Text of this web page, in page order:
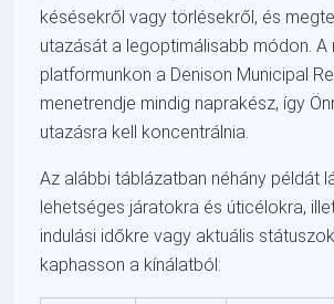
késésekről vagy törlésekről, és
utazását a legoptimálisabb módon. A
platformunkon a Denison Municipal
menetrendje mindig naprakész, így
utazásra kell koncentrálnia.
Az alábbi táblázatban néhány példát
lehetséges járatokra és úticélokra,
indulási időkre vagy aktuális
kaphasson a kínálatból: